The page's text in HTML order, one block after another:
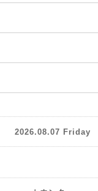
2026.08.07 Friday